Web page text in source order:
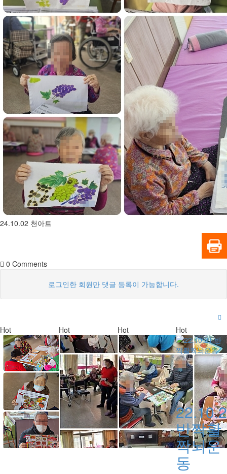
24.10.02 천아트
0 Comments
로그인한 회원만 댓글 등록이 가능합니다.
Hot Hot Hot Hot
반짝활
짝뇌운
동